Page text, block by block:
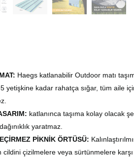
MAT: Haegs katlanabilir Outdoor matı
yetişkine kadar rahatça sığar, tüm aile
katlanınca taşıma kolay olacak
yaratmaz.
PİKNİK ÖRTÜSÜ:
çizilmelere veya sürtünmelere